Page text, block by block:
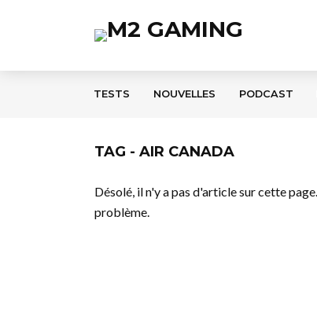
TESTS NOUVELLES PODCAST
TAG - AIR CANADA
Désolé, il n'y a pas d'article sur cette
problème.